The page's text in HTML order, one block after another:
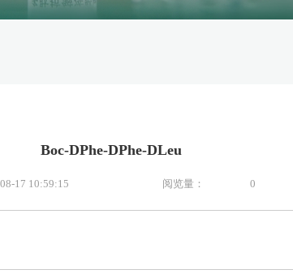
Boc-DPhe-DPhe-DLeu
17 10:59:15 阅览量： 0